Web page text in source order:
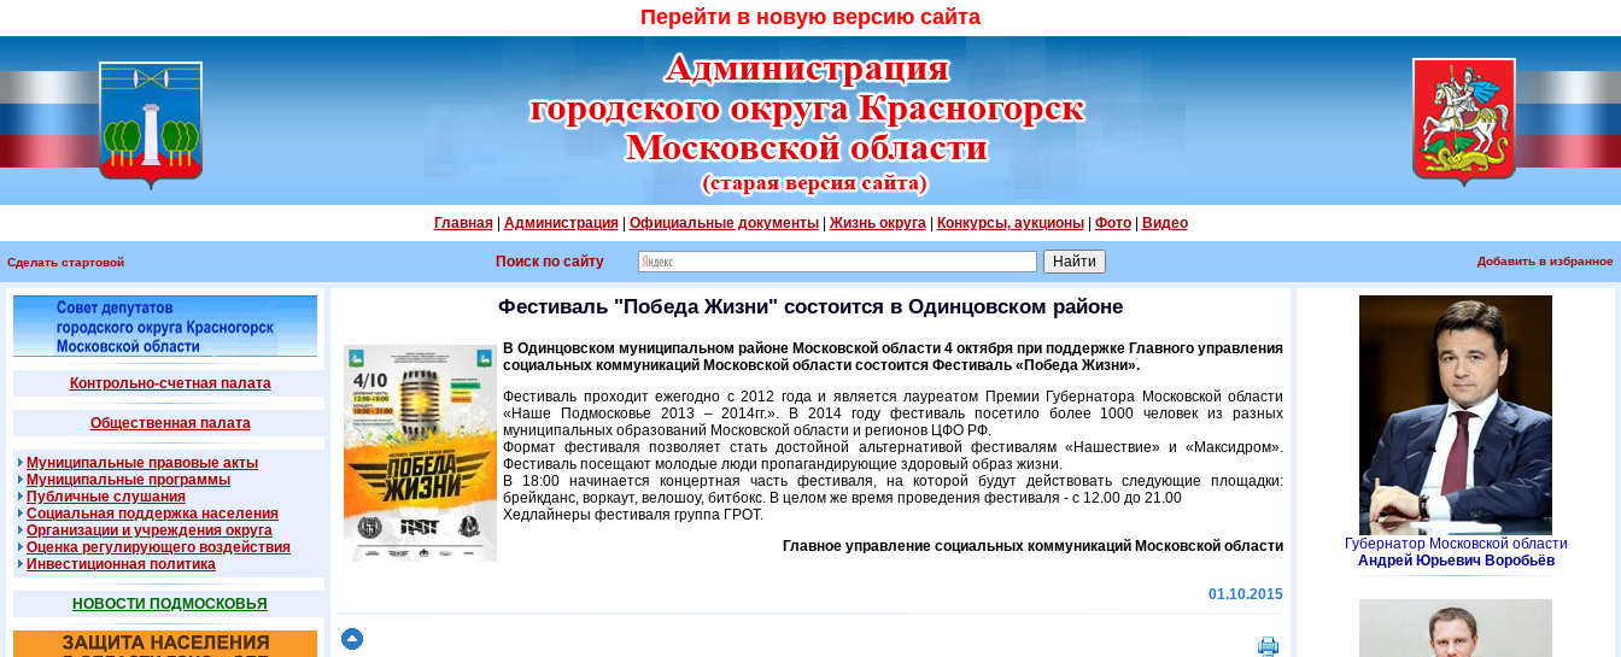
Перейти в новую версию сайта
Главная| Администрация| Официальные документы| Жизнь округа| Конкурсы, аукционы| Фото| Видео
Сделать стартовой Поиск по сайту Добавить в избранное
Контрольно-счетная палата
Общественная палата
Муниципальные правовые акты
Муниципальные программы
Публичные слушания
Социальная поддержка населения
Организации и учреждения округа
Оценка регулирующего воздействия
Инвестиционная политика
НОВОСТИ ПОДМОСКОВЬЯ
Фестиваль "Победа Жизни" состоится в Одинцовском районе
В Одинцовском муниципальном районе Московской области 4 октября при поддержке Главного управления
социальных коммуникаций Московской области состоится Фестиваль «Победа Жизни».
Фестиваль проходит ежегодно с 2012 года и является лауреатом Премии Губернатора Московской области
«Наше Подмосковье 2013 – 2014гг.». В 2014 году фестиваль посетило более 1000 человек из разных
муниципальных образований Московской области и регионов ЦФО РФ.
Формат фестиваля позволяет стать достойной альтернативой фестивалям «Нашествие» и «Максидром».
Фестиваль посещают молодые люди пропагандирующие здоровый образ жизни.
В 18:00 начинается концертная часть фестиваля, на которой будут действовать следующие площадки:
брейкданс, воркаут, велошоу, битбокс. В целом же время проведения фестиваля - с 12.00 до 21.00
Хедлайнеры фестиваля группа ГРОТ.
Главное управление социальных коммуникаций Московской области
01.10.2015
Губернатор Московской области
Андрей Юрьевич Воробьёв